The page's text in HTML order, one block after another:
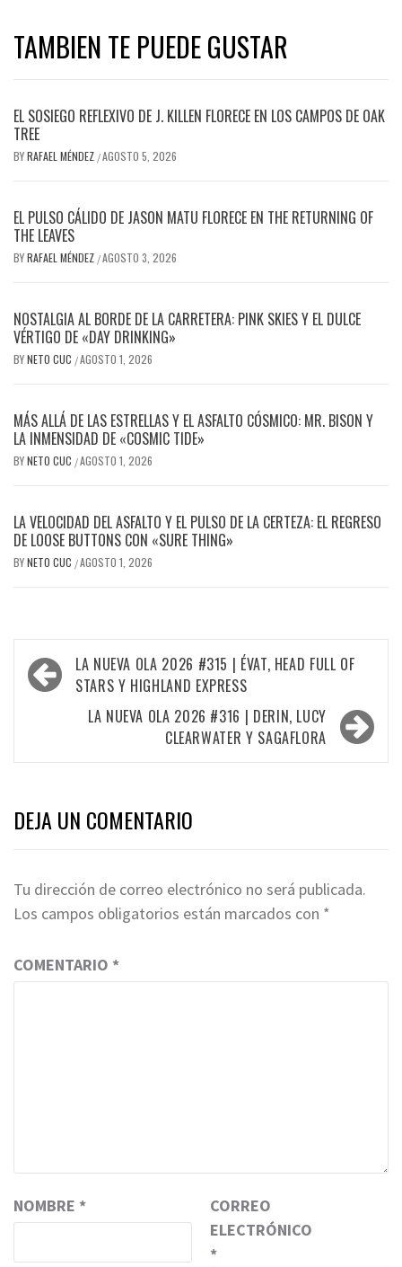
TAMBIEN TE PUEDE GUSTAR
EL SOSIEGO REFLEXIVO DE J. KILLEN FLORECE EN LOS CAMPOS DE OAK
TREE
BYRAFAEL MÉNDEZ /AGOSTO 5, 2026
EL PULSO CÁLIDO DE JASON MATU FLORECE EN THE RETURNING OF
THE LEAVES
BYRAFAEL MÉNDEZ /AGOSTO 3, 2026
NOSTALGIA AL BORDE DE LA CARRETERA: PINK SKIES Y EL DULCE
VÉRTIGO DE «DAY DRINKING»
BYNETO CUC /AGOSTO 1, 2026
MÁS ALLÁ DE LAS ESTRELLAS Y EL ASFALTO CÓSMICO: MR. BISON Y
LA INMENSIDAD DE «COSMIC TIDE»
BYNETO CUC /AGOSTO 1, 2026
LA VELOCIDAD DEL ASFALTO Y EL PULSO DE LA CERTEZA: EL REGRESO
DE LOOSE BUTTONS CON «SURE THING»
BYNETO CUC /AGOSTO 1, 2026
Navegación
de
entradas
LA NUEVA OLA 2026 #315 | ÉVAT, HEAD FULL OF
STARS Y HIGHLAND EXPRESS
LA NUEVA OLA 2026 #316 | DERIN, LUCY
CLEARWATER Y SAGAFLORA
DEJA UN COMENTARIO
Tu dirección de correo electrónico no será publicada.
Los campos obligatorios están marcados con *
COMENTARIO *
NOMBRE *
CORREO
ELECTRÓNICO
*